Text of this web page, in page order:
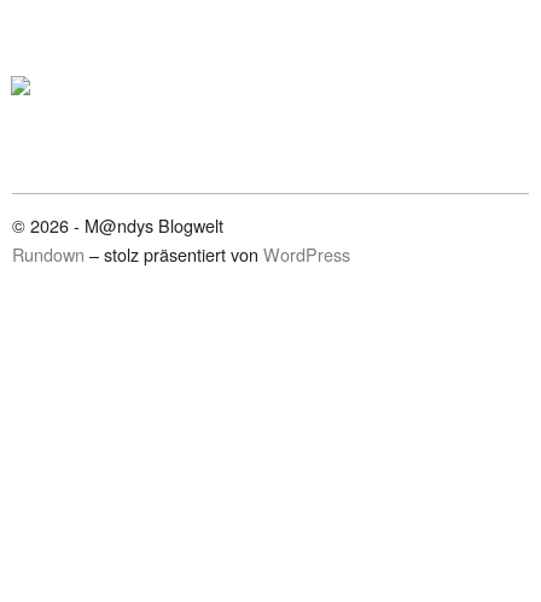
© 2026 - M@ndys Blogwelt
Rundown – stolz präsentiert von WordPress